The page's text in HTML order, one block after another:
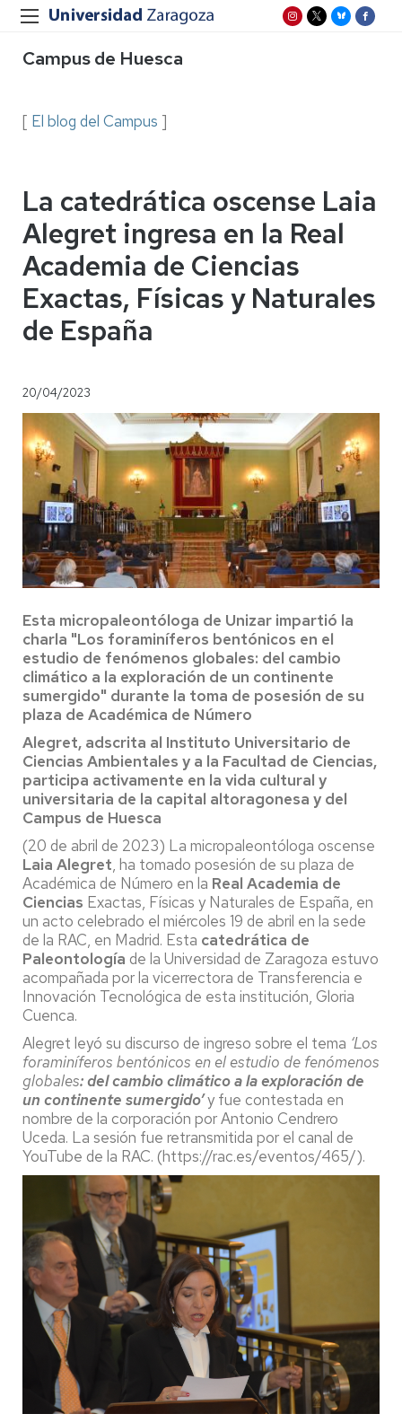
Campus de Huesca
[ El blog del Campus ]
La catedrática oscense Laia
Alegret ingresa en la Real
Academia de Ciencias
Exactas, Físicas y Naturales
de España
20/04/2023
Esta micropaleontóloga de Unizar impartió la
charla "Los foraminíferos bentónicos en el
estudio de fenómenos globales: del cambio
climático a la exploración de un continente
sumergido" durante la toma de posesión de su
plaza de Académica de Número
Alegret, adscrita al Instituto Universitario de
Ciencias Ambientales y a la Facultad de Ciencias,
participa activamente en la vida cultural y
universitaria de la capital altoragonesa y del
Campus de Huesca
(20 de abril de 2023) La micropaleontóloga oscense
Laia Alegret, ha tomado posesión de su plaza de
Académica de Número en la Real Academia de
Ciencias Exactas, Físicas y Naturales de España, en
un acto celebrado el miércoles 19 de abril en la sede
de la RAC, en Madrid. Esta catedrática de
Paleontología de la Universidad de Zaragoza estuvo
acompañada por la vicerrectora de Transferencia e
Innovación Tecnológica de esta institución, Gloria
Cuenca.
Alegret leyó su discurso de ingreso sobre el tema ‘Los
foraminíferos bentónicos en el estudio de fenómenos
globales: del cambio climático a la exploración de
un continente sumergido’y fue contestada en
nombre de la corporación por Antonio Cendrero
Uceda. La sesión fue retransmitida por el canal de
YouTube de la RAC. (https://rac.es/eventos/465/).